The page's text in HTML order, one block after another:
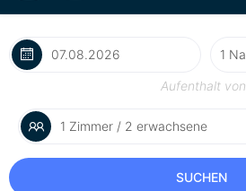
Aufenthalt von
1 Zimmer / 2 erwachsene